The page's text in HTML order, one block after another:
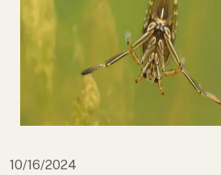
10/16/2024